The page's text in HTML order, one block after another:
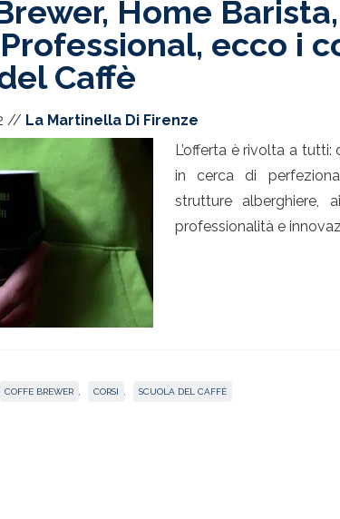
Home
ecco i
Caffè
// La Martinella Di Firenze
L’offerta è rivolta a tutti:
in cerca di
strutture alberghiere,
professionalità e
COFFE BREWER CORSI SCUOLA DEL CAFFÈ